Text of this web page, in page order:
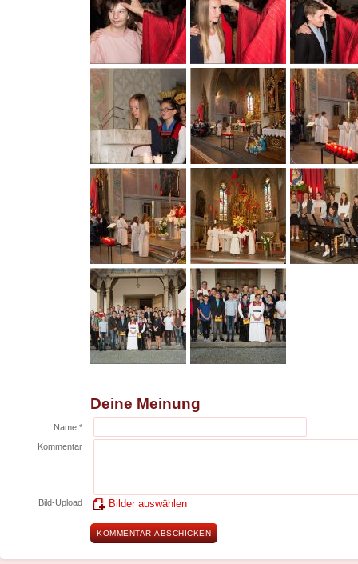
Deine Meinung
Name *
Kommentar
Bild-Upload Bilder auswählen